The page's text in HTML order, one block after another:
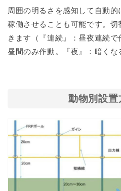
周囲の明るさを感知して自動的
稼働させることも可能です。
きます（『連続』：昼夜連続
昼間のみ作動。『夜』：暗くな
動物別設置